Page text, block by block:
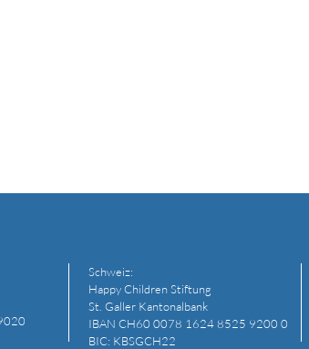
Kinder haben eine
Schweiz:
Happy Children Stiftung
St. Galler Kantonalbank
IBAN CH60 0078 1624 8525 9200 0
BIC: KBSGCH22